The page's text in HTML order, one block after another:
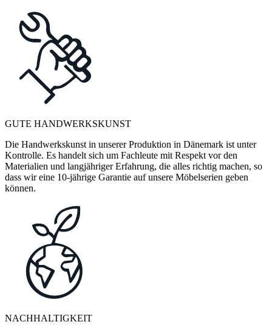
GUTE HANDWERKSKUNST
Die Handwerkskunst in unserer Produktion in Dänemark ist unter
Kontrolle. Es handelt sich um Fachleute mit Respekt vor den
Materialien und langjähriger Erfahrung, die alles richtig machen, so
dass wir eine 10-jährige Garantie auf unsere Möbelserien geben
können.
NACHHALTIGKEIT